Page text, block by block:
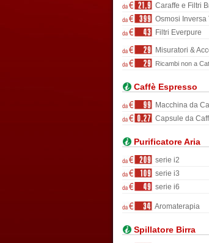
Caraffe e Filtri
Osmosi Inversa
Filtri Everpure
Misuratori &
Ricambi non a
Caffè Espresso
Macchina da
Capsule da
Purificatore Aria
serie i2
serie i3
serie i6
Aromaterapia
Spillatore Birra